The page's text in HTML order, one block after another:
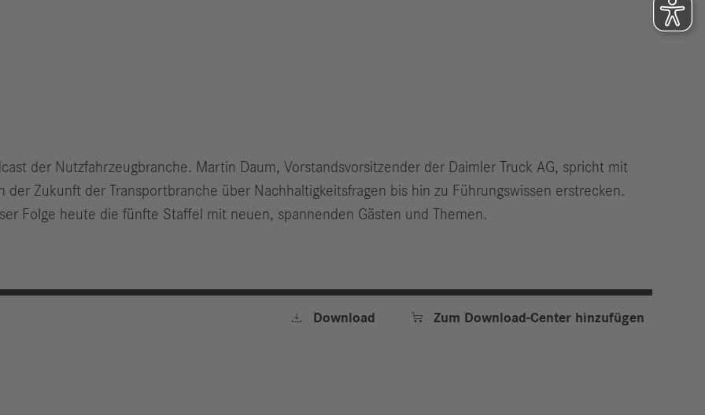
der Nutzfahrzeugbranche. Martin Daum, Vorstandsvorsitzender der Daimler Truck AG, spricht mit
Zukunft der Transportbranche über Nachhaltigkeitsfragen bis hin zu Führungswissen erstrecken.
Folge heute die fünfte Staffel mit neuen, spannenden Gästen und Themen.
 Download  Zum Download-Center hinzufügen